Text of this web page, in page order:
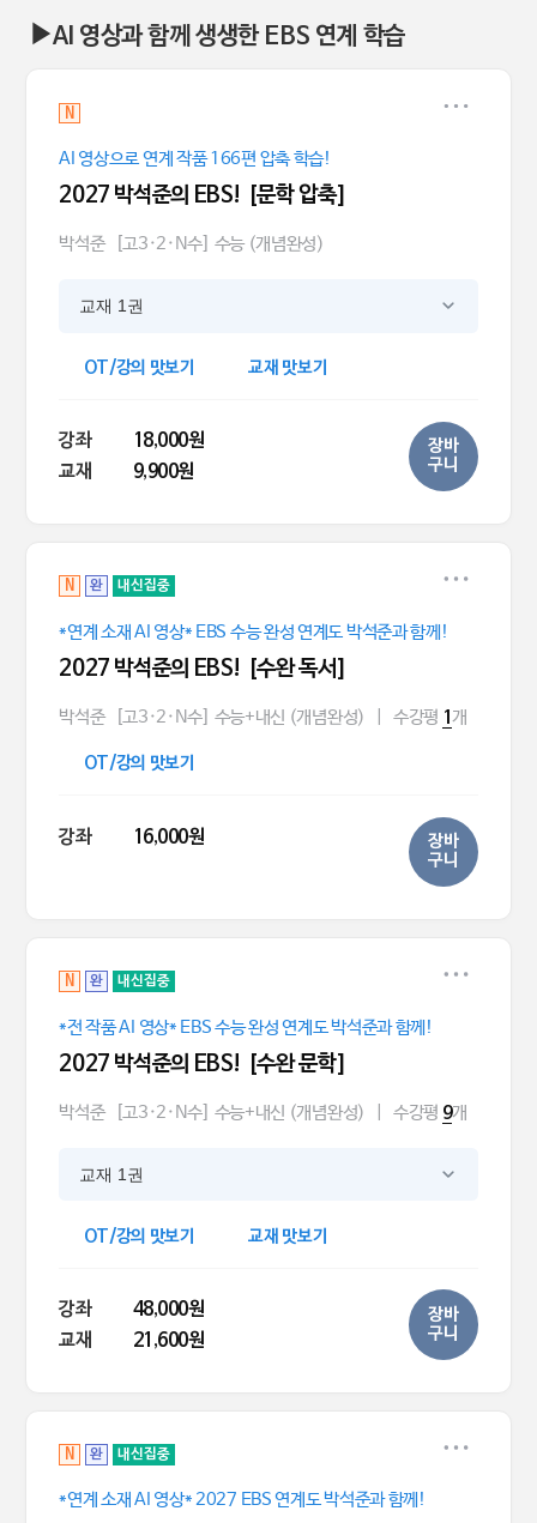
▶AI 영상과 함께 생생한 EBS 연계 학습
N
AI 영상으로 연계 작품 166편 압축 학습!
2027 박석준의 EBS! [문학 압축]
박석준 [고3·2·N수] 수능 (개념완성)
교재 1권
OT/강의 맛보기 교재 맛보기
강좌
18,000원
교재
9,900원
장바
구니
N 완 내신집중
*연계 소재 AI 영상* EBS 수능 완성 연계도 박석준과 함께!
2027 박석준의 EBS! [수완 독서]
박석준 [고3·2·N수] 수능+내신 (개념완성) 수강평 1개
OT/강의 맛보기
강좌 16,000원
장바
구니
N 완 내신집중
*전 작품 AI 영상* EBS 수능 완성 연계도 박석준과 함께!
2027 박석준의 EBS! [수완 문학]
박석준 [고3·2·N수] 수능+내신 (개념완성) 수강평 9개
교재 1권
OT/강의 맛보기 교재 맛보기
강좌
48,000원
교재
21,600원
장바
구니
N 완 내신집중
*연계 소재 AI 영상* 2027 EBS 연계도 박석준과 함께!